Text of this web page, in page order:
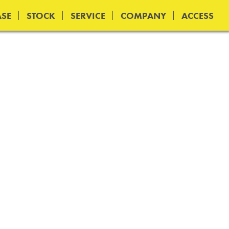
STOCK SERVICE COMPANY ACCESS